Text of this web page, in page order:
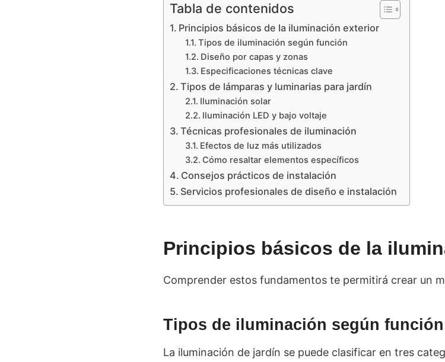
Tabla de contenidos
Principios básicos de la iluminación exterior
Tipos de iluminación según función
Diseño por capas y zonas
Especificaciones técnicas clave
Tipos de lámparas y luminarias para jardín
Iluminación solar
Iluminación LED y bajo voltaje
Técnicas profesionales de iluminación
Efectos de luz más utilizados
Cómo resaltar elementos específicos
Consejos prácticos de instalación
Servicios profesionales de diseño e instalación
Principios básicos de la
Comprender estos fundamentos te permitirá crear un
Tipos de iluminación según función
La iluminación de jardín se puede clasificar en tres